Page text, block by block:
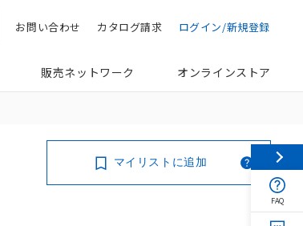
検索 ログイン/新規登録
カタログ請求
お問い合わせ
販売ネットワーク オンラインストア
マイリストに追加
FAQ